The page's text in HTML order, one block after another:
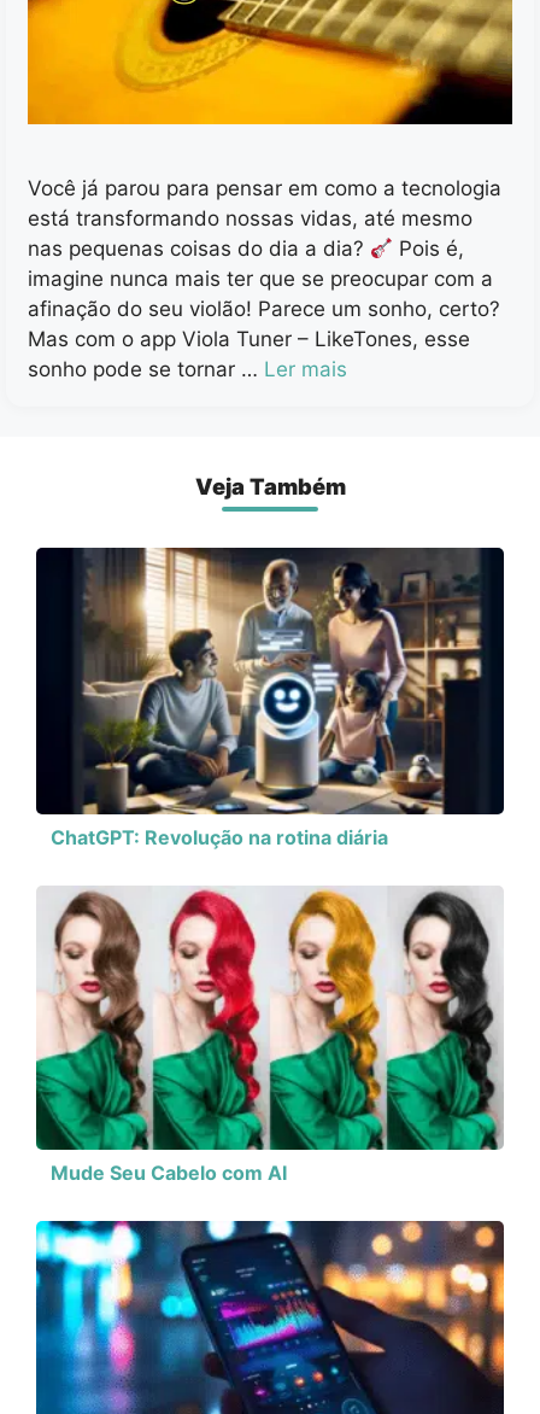
Você já parou para pensar em como a tecnologia
está transformando nossas vidas, até mesmo
nas pequenas coisas do dia a dia?
Pois é,
imagine nunca mais ter que se preocupar com a
afinação do seu violão! Parece um sonho, certo?
Mas com o app Viola Tuner – LikeTones, esse
sonho pode se tornar … Ler mais
Veja Também
ChatGPT: Revolução na rotina diária
Mude Seu Cabelo com AI